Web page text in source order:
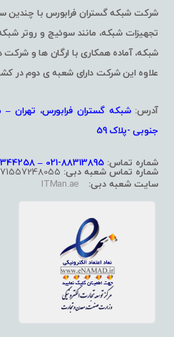
شرکت شبکه گستران فرابورس با چندین
شبکه، آماده همکاری با ارگان ها و
علاوه این شرکت دارای شعبه ی دوم در
آدرس:شبکه گستران فرابورس، تهران –
جنوبی -پلاک 59
شماره تماس: 88313895-021 – 88344258 -021 – 88867568-021
شماره تماس شعبه دبی:
سایت شعبه دبی: ITMan.ae